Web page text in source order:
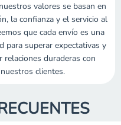
valores se basan en
la confianza y el servicio al
que cada envío es una
para superar expectativas y
relaciones duraderas con
nuestros clientes.